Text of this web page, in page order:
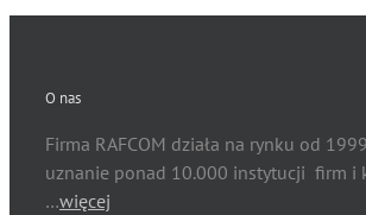
O nas
Firma RAFCOM działa na rynku od
uznanie ponad 10.000 instytucji firm i
…więcej